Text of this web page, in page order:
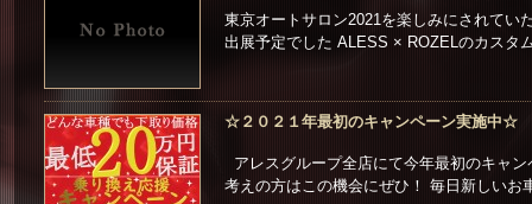
東京オートサロン2021を楽しみにされて
出展予定でした ALESS × ROZELのカス
☆２０２１年最初のキャンペーン実施中☆
アレスグループ全店にて今年最初のキャ
考えの方はこの機会にぜひ！ 毎日新しい